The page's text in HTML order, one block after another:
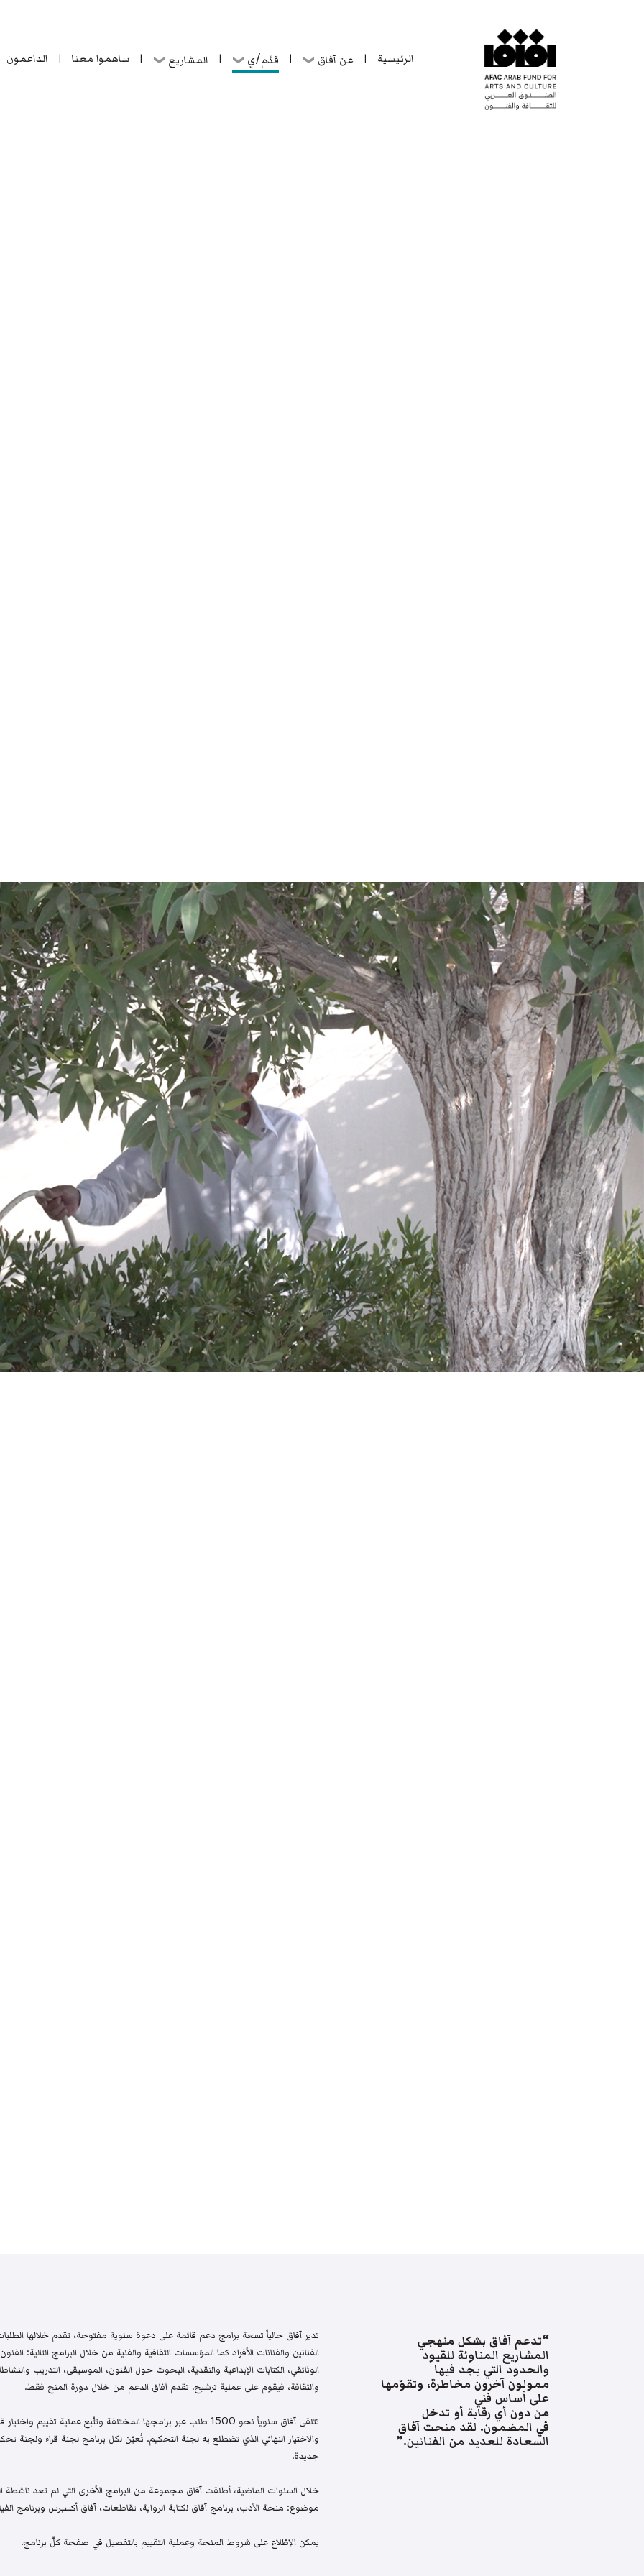
الرئيسية | عن آفاق | قدّم/ي | المشاريع | ساهموا معنا | الداعمون
“تدعم آفاق بشكل منهجي
المشاريع المناوئة للقيود
والحدود التي يجد فيها
ممولون آخرون مخاطرة، وتقوّمها
على أساس فني
من دون أي رقابة أو تدخل
في المضمون. لقد منحت آفاق
السعادة للعديد من الفنانين.”
تدير آفاق حالياً تسعة برامج دعم قائمة على دعوة سنوية مفتوحة، تقدم خلالها
الفنانين والفنانات الأفراد كما المؤسسات الثقافية والفنية من خلال البرامج التالية:
الوثائقي، الكتابات الإبداعية والنقدية، البحوث حول الفنون، الموسيقى، التدريب
والثقافة، فيقوم على عملية ترشيح. تقدم آفاق الدعم من خلال دورة المنح فقط.
تتلقى آفاق سنوياً نحو 1500 طلب عبر برامجها المختلفة وتتّبع عملية
والاختيار النهائي الذي تضطلع به لجنة التحكيم. تُعيّن لكل برنامج لجنة قراء
جديدة.
خلال السنوات الماضية، أطلقت آفاق مجموعة من البرامج الأخرى التي لم تعد ناشطة
موضوع: منحة الأدب، برنامج آفاق لكتابة الرواية، تقاطعات، آفاق أكسبرس وبرنامج
يمكن الإطّلاع على شروط المنحة وعملية التقييم بالتفصيل في صفحة كلّ برنامج.